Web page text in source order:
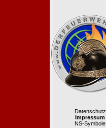
Datenschutz
Impressum
NS-Symbole